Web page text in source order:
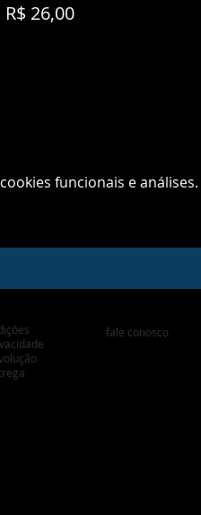
R$ 26,00
funcionais e análises.
fale conosco